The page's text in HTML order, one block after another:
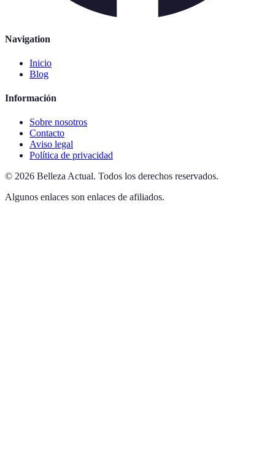
Navigation
Inicio
Blog
Información
Sobre nosotros
Contacto
Aviso legal
Política de privacidad
© 2026 Belleza Actual. Todos los derechos reservados.
Algunos enlaces son enlaces de afiliados.